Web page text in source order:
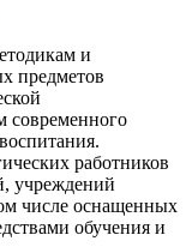
и
предметов
современного
работников
учреждений
числе оснащенных
обучения и